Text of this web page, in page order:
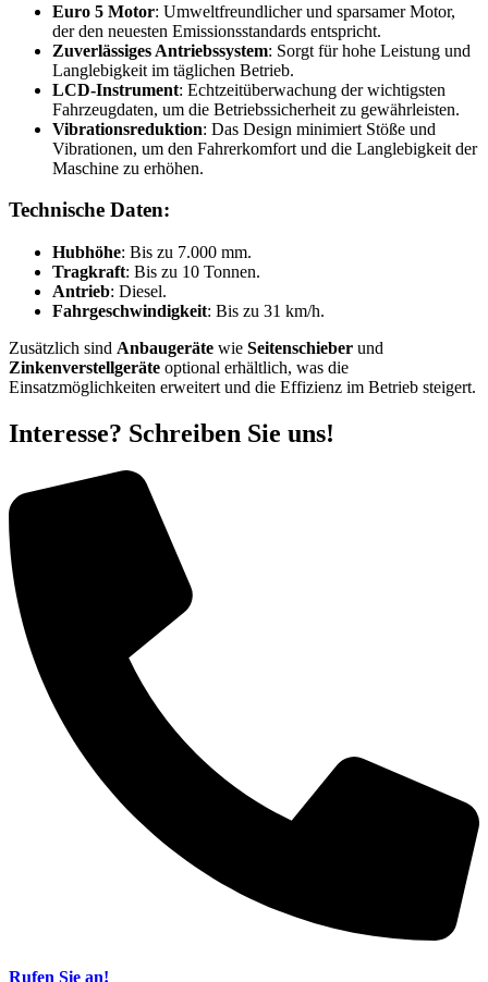
Euro 5 Motor: Umweltfreundlicher und sparsamer Motor,
der den neuesten Emissionsstandards entspricht.
Zuverlässiges Antriebssystem: Sorgt für hohe Leistung und
Langlebigkeit im täglichen Betrieb.
LCD-Instrument: Echtzeitüberwachung der wichtigsten
Fahrzeugdaten, um die Betriebssicherheit zu gewährleisten.
Vibrationsreduktion: Das Design minimiert Stöße und
Vibrationen, um den Fahrerkomfort und die Langlebigkeit der
Maschine zu erhöhen.
Technische Daten:
Hubhöhe: Bis zu 7.000 mm.
Tragkraft: Bis zu 10 Tonnen.
Antrieb: Diesel.
Fahrgeschwindigkeit: Bis zu 31 km/h.
Zusätzlich sind Anbaugeräte wie Seitenschieber und
Zinkenverstellgeräte optional erhältlich, was die
Einsatzmöglichkeiten erweitert und die Effizienz im Betrieb steigert.
Interesse? Schreiben Sie uns!
Rufen Sie an!